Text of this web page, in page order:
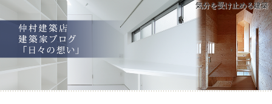
気分を受け止める建築